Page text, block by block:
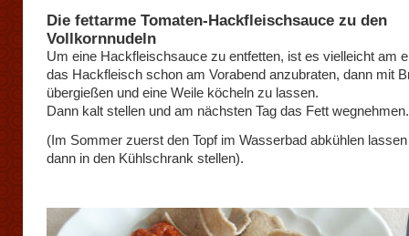
Die fettarme Tomaten-Hackfleischsauce zu den
Vollkornnudeln
Um eine Hackfleischsauce zu entfetten, ist es vielleicht am
das Hackfleisch schon am Vorabend anzubraten, dann mit
übergießen und eine Weile köcheln zu lassen.
Dann kalt stellen und am nächsten Tag das Fett wegnehmen.
(Im Sommer zuerst den Topf im Wasserbad abkühlen
dann in den Kühlschrank stellen).